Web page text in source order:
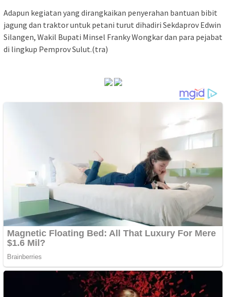
Adapun kegiatan yang dirangkaikan penyerahan bantuan bibit
jagung dan traktor untuk petani turut dihadiri Sekdaprov Edwin
Silangen, Wakil Bupati Minsel Franky Wongkar dan para pejabat
di lingkup Pemprov Sulut.(tra)